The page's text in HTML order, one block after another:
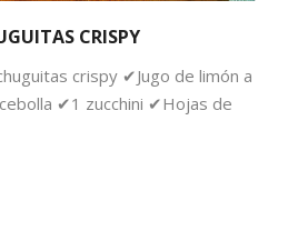
CRISPY
crispy ✔Jugo de limón a
✔1 zucchini ✔Hojas de